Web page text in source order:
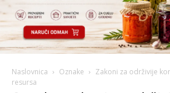
Naslovnica Oznake
Zakoni za održivije
resursa